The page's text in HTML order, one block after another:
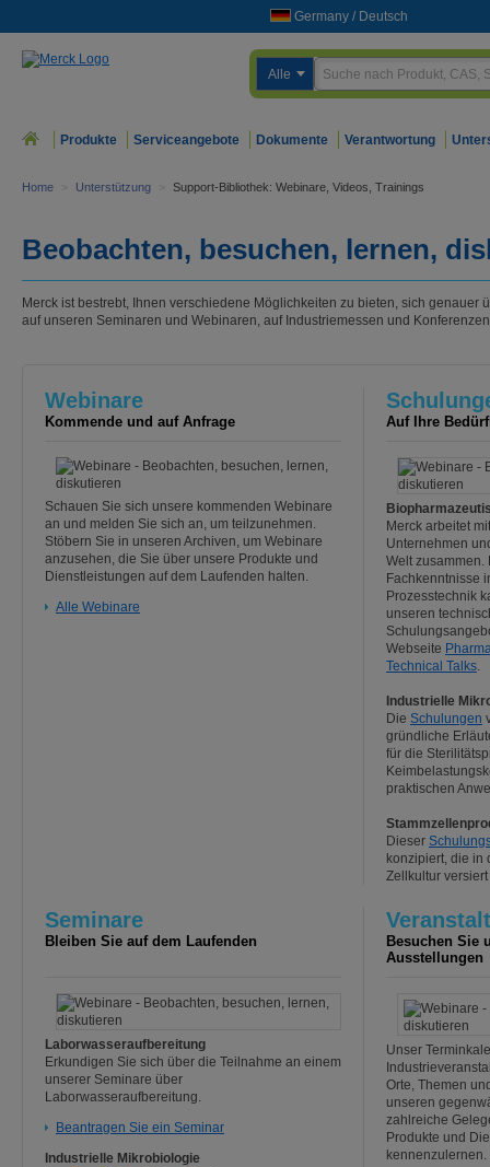
Germany / Deutsch
Alle
Produkte Serviceangebote Dokumente Verantwortung
Home > Unterstützung > Support-Bibliothek: Webinare, Videos, Trainings
Beobachten, besuchen, lernen,
Merck ist bestrebt, Ihnen verschiedene Möglichkeiten zu bieten, sich
auf unseren Seminaren und Webinaren, auf Industriemessen und
Webinare
Kommende und auf Anfrage Auf Ihre
Schauen Sie sich unsere kommenden Webinare
an und melden Sie sich an, um teilzunehmen.
Stöbern Sie in unseren Archiven, um Webinare
anzusehen, die Sie über unsere Produkte und
Dienstleistungen auf dem Laufenden halten.
Alle Webinare
Merck arbeitet
Unternehmen
Welt
Fachkenntnisse
Prozesstechnik
unseren
Webseite
Technical Talks.
Industrielle
Die Schulungen
gründliche
für die
praktischen
Dieser
konzipiert, die in
Zellkultur
Seminare
Bleiben Sie auf dem Laufenden
Besuchen Sie
Ausstellungen
Laborwasseraufbereitung
Erkundigen Sie sich über die Teilnahme an einem
unserer Seminare über
Laborwasseraufbereitung.
Beantragen Sie ein Seminar
Industrielle Mikrobiologie
Unser
Orte, Themen
unseren
zahlreiche
Produkte und
kennenzulernen.